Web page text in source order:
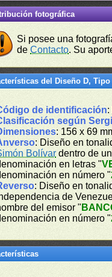
fotográfica
Si posee una
deContacto. Su
del Diseño D, Tipo
de identificación:
según
: 156 x 69
: Diseño en
Bolívardentro de
en letras "
en número "
: Diseño en
de
del emisor "
en número "